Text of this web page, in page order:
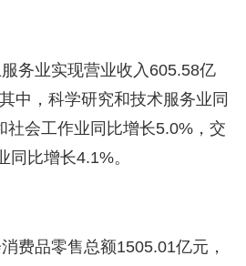
务业实现营业收入605.58亿
中，科学研究和技术服务业同
社会工作业同比增长5.0%，交
同比增长4.1%。
费品零售总额1505.01亿元，